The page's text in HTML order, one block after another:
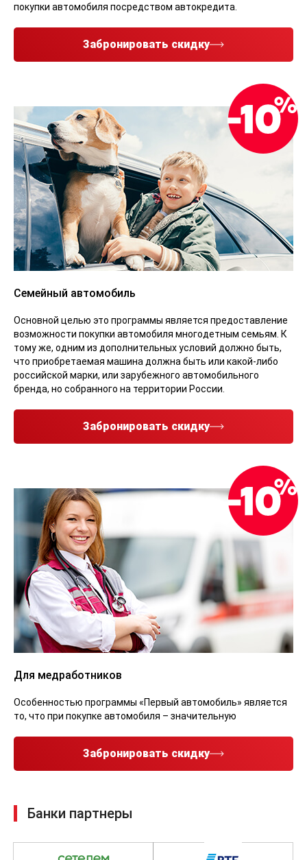
покупки автомобиля посредством автокредита.
Забронировать скидку
Семейный автомобиль
Основной целью это программы является предоставление
возможности покупки автомобиля многодетным семьям. К
тому же, одним из дополнительных условий должно быть,
что приобретаемая машина должна быть или какой-либо
российской марки, или зарубежного автомобильного
бренда, но собранного на территории России.
Забронировать скидку
Для медработников
Особенностью программы «Первый автомобиль» является
то, что при покупке автомобиля – значительную
Забронировать скидку
Банки партнеры